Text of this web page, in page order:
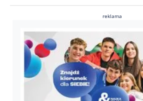
reklama